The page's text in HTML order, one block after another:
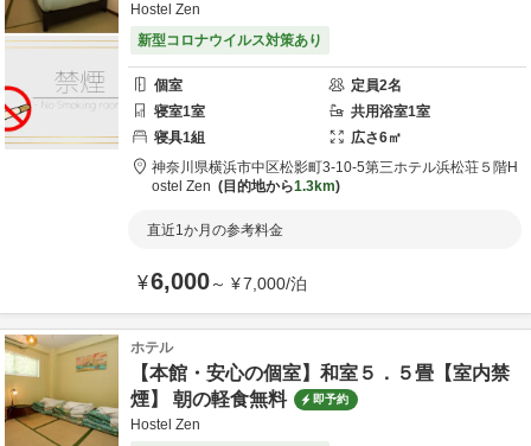
Hostel Zen
新型コロナウイルス対策あり
個室 定員2名
寝室1室 共用浴室1室
寝具1組 広さ6㎡
神奈川県横浜市中区松影町3-10-5第三ホテル浜松荘５階H
ostel Zen
目的地から1.3km
直近1か月の参考料金
¥6,000～ ¥7,000/泊
ホテル
【本館・安心の個室】和室５．５畳【室内禁
煙】 朝の軽食無料
即予約
Hostel Zen